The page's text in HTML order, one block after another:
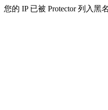
您的 IP 已被 Protector 列入黑